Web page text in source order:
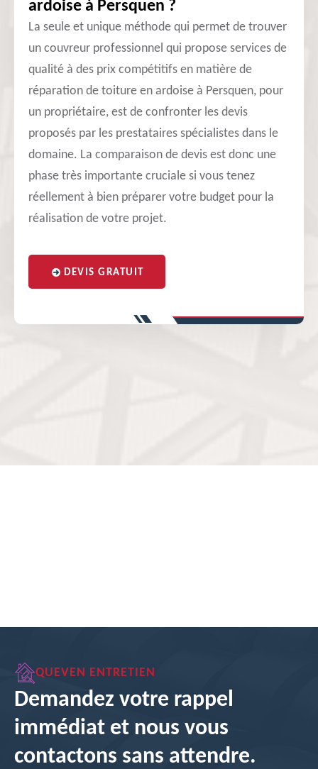
ardoise à Persquen ?
La seule et unique méthode qui permet de trouver
un couvreur professionnel qui propose services de
qualité à des prix compétitifs en matière de
réparation de toiture en ardoise à Persquen, pour
un propriétaire, est de confronter les devis
proposés par les prestataires spécialistes dans le
domaine. La comparaison de devis est donc une
phase très importante cruciale si vous tenez
réellement à bien préparer votre budget pour la
réalisation de votre projet.
DEVIS GRATUIT
QUEVEN ENTRETIEN
Demandez votre rappel
immédiat et nous vous
contactons sans attendre.